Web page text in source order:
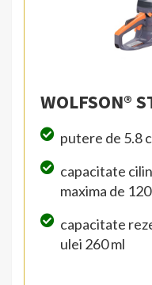
WOLFSON®
putere de 5.8
capacitate
maxima de
capacitate
ulei 260 ml